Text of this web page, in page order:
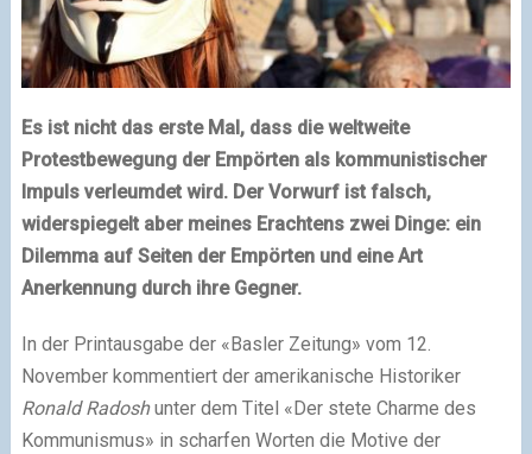
Es ist nicht das erste Mal, dass die weltweite
Protestbewegung der Empörten als kommunistischer
Impuls verleumdet wird. Der Vorwurf ist falsch,
widerspiegelt aber meines Erachtens zwei Dinge: ein
Dilemma auf Seiten der Empörten und eine Art
Anerkennung durch ihre Gegner.
In der Printausgabe der «Basler Zeitung» vom 12.
November kommentiert der amerikanische Historiker
Ronald Radoshunter dem Titel «Der stete Charme des
Kommunismus» in scharfen Worten die Motive der